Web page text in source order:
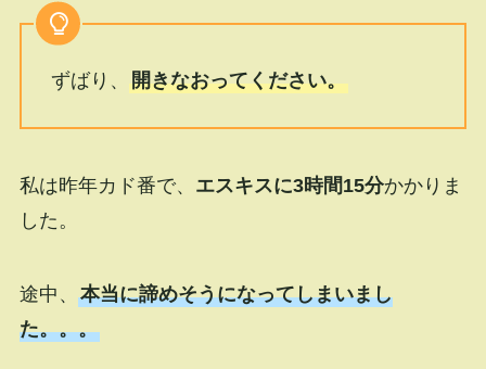
ずばり、 開きなおってください。
私は昨年カド番で、 エスキスに3時間15分かかりま
した。
途中、 本当に諦めそうになってしまいまし
た。。。